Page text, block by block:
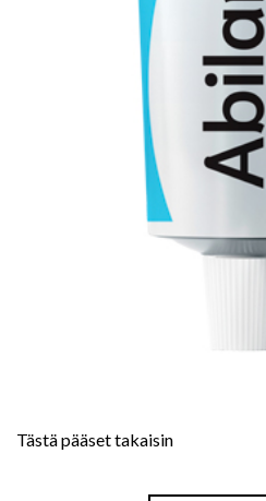
Tästä pääset takaisin